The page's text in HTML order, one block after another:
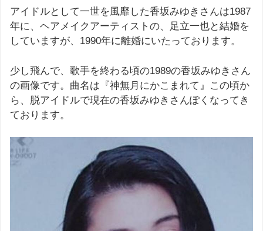
アイドルとして一世を風靡した香坂みゆきさんは1987
年に、ヘアメイクアーティストの、足立一也と結婚を
していますが、1990年に離婚にいたっております。
少し飛んで、歌手を終わる頃の1989の香坂みゆきさん
の画像です。曲名は『神無月にかこまれて』この頃か
ら、脱アイドルで現在の香坂みゆきさんぽくなってき
ております。